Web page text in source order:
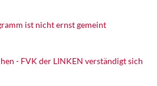
ist nicht ernst gemeint
- FVK der LINKEN verständigt sich